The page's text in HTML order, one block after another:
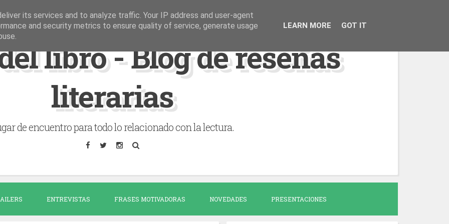
libro - Blog de reseñas
literarias
de encuentro para todo lo relacionado con la lectura.
ENTREVISTAS FRASES MOTIVADORAS NOVEDADES PRESENTACIONES
its services and to analyze traffic. Your IP address and user-agent
and security metrics to ensure quality of service, generate usage
LEARN MORE GOT IT